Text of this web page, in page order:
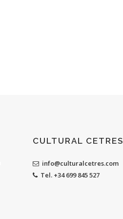
CULTURAL CETRES
info@culturalcetres.com
Tel. +34 699 845 527